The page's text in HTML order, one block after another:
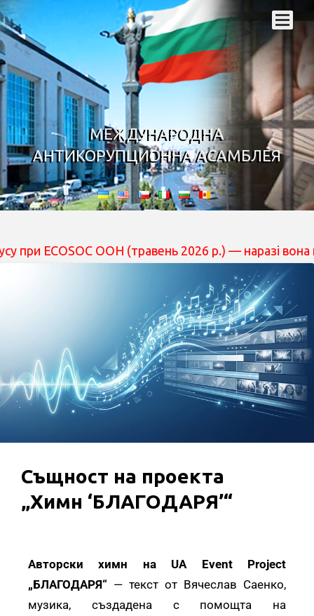
МЕЖДУНАРОДНА
АНТИКОРУПЦИОННА АСАМБЛЕЯ
ECOSOC ООН (травень 2026 р.) — наразі вона
Същност на проекта
„Химн ‘БЛАГОДАРЯ’“
Авторски химн на UA Event Project
„БЛАГОДАРЯ“ — текст от Вячеслав Саенко,
музика, създадена с помощта на